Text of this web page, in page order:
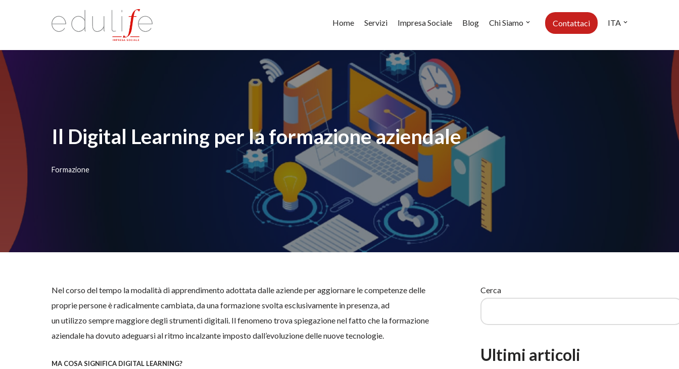
Home Servizi Impresa Sociale Blog Chi Siamo Contattaci ITA
Il Digital Learning per la formazione aziendale
Formazione
Nel corso del tempo la modalità di apprendimento adottata dalle aziende per aggiornare le competenze delle
proprie persone è radicalmente cambiata, da una formazione svolta esclusivamente in presenza, ad
un utilizzo sempre maggiore degli strumenti digitali. Il fenomeno trova spiegazione nel fatto che la formazione
aziendale ha dovuto adeguarsi al ritmo incalzante imposto dall’evoluzione delle nuove tecnologie.
MA COSA SIGNIFICA DIGITAL LEARNING?
Cerca
Ultimi articoli